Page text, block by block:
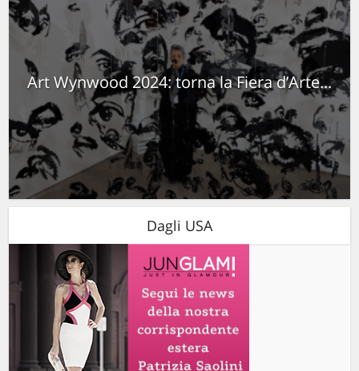
Art Wynwood 2024: torna la Fiera d’Arte...
Dagli USA